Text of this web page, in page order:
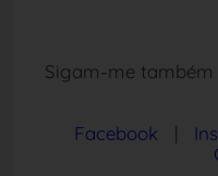
Sigam-me também
Facebook